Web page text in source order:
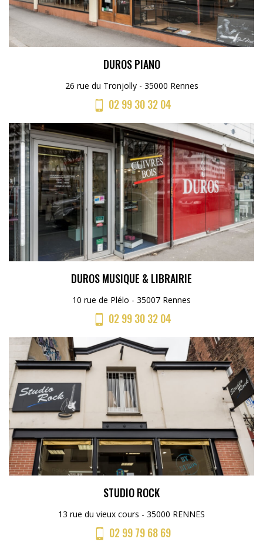
DUROS PIANO
26 rue du Tronjolly - 35000 Rennes
02 99 30 32 04
DUROS MUSIQUE & LIBRAIRIE
10 rue de Plélo - 35007 Rennes
02 99 30 32 04
STUDIO ROCK
13 rue du vieux cours - 35000 RENNES
02 99 79 68 69